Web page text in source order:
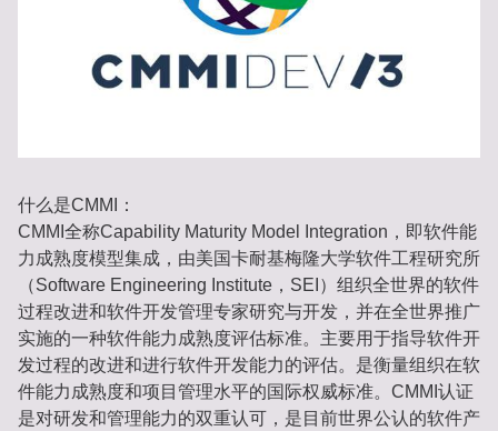
什么是CMMI：
CMMI全称Capability Maturity Model Integration，即软件能
力成熟度模型集成，由美国卡耐基梅隆大学软件工程研究所
（Software Engineering Institute，SEI）组织全世界的软件
过程改进和软件开发管理专家研究与开发，并在全世界推广
实施的一种软件能力成熟度评估标准。主要用于指导软件开
发过程的改进和进行软件开发能力的评估。是衡量组织在软
件能力成熟度和项目管理水平的国际权威标准。CMMI认证
是对研发和管理能力的双重认可，是目前世界公认的软件产